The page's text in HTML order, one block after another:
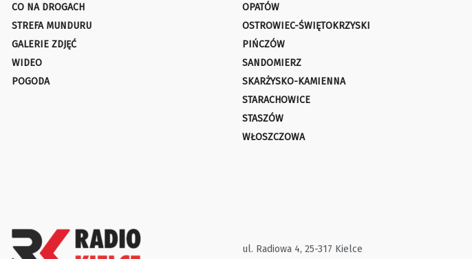
CO NA DROGACH
STREFA MUNDURU
GALERIE ZDJĘĆ
WIDEO
POGODA
OPATÓW
OSTROWIEC-ŚWIĘTOKRZYSKI
PIŃCZÓW
SANDOMIERZ
SKARŻYSKO-KAMIENNA
STARACHOWICE
STASZÓW
WŁOSZCZOWA
ul. Radiowa 4, 25-317 Kielce